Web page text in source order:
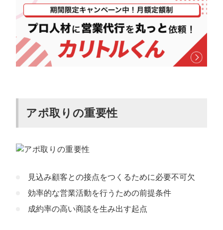
電話やメールに最適な時間・曜日を選ぶ
アポ取りの会話は短めにする
アポ取りならカリトルくんにお任せくださ
い
アポ取りの重要性
見込み顧客との接点をつくるために必要不可欠
効率的な営業活動を行うための前提条件
成約率の高い商談を生み出す起点